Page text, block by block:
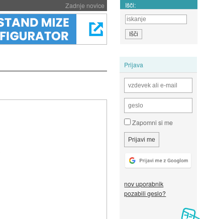
Zadnje novice Išči:
Prijava
Zapomni si me
nov uporabnik
pozabili geslo?